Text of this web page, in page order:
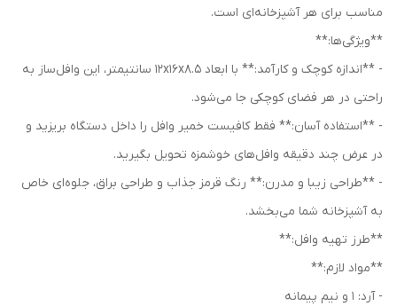
مناسب برای هر آشپزخانه‌ای است.
**ویژگی‌ها:**
- **اندازه کوچک و کارآمد:** با ابعاد 12x16x8.5 سانتیمتر، این وافل‌ساز به
راحتی در هر فضای کوچکی جا می‌شود.
- **استفاده آسان:** فقط کافیست خمیر وافل را داخل دستگاه بریزید و
در عرض چند دقیقه وافل‌های خوشمزه تحویل بگیرید.
- **طراحی زیبا و مدرن:** رنگ قرمز جذاب و طراحی براق، جلوه‌ای خاص
به آشپزخانه شما می‌بخشد.
**طرز تهیه وافل:**
**مواد لازم:**
- آرد: 1 و نیم پیمانه